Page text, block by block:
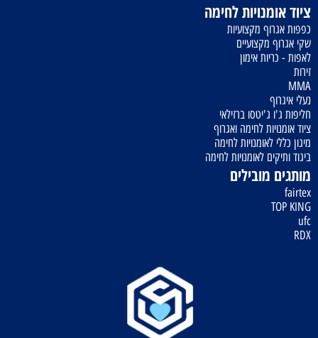
ציוד אומנויות לחימה
כפפות אגרוף מקצועיות
שקי אגרוף מקצועיים
לאפות - כריות אימון
זירות
MMA
נעלי איגרוף
חליפות ג'ו ג'יטסו ברזילאי
ציוד אומנויות לחימה ואגרוף
מיגון כללי לאומנויות לחימה
ביגוד ותיקים לאומנויות לחימה
מותגים מובילים
fairtex
TOP KING
ufc
RDX